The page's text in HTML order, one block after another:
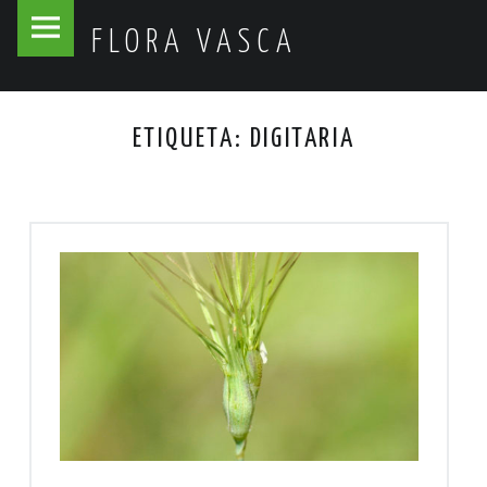
FLORA VASCA
Flora
Skip
ETIQUETA: DIGITARIA